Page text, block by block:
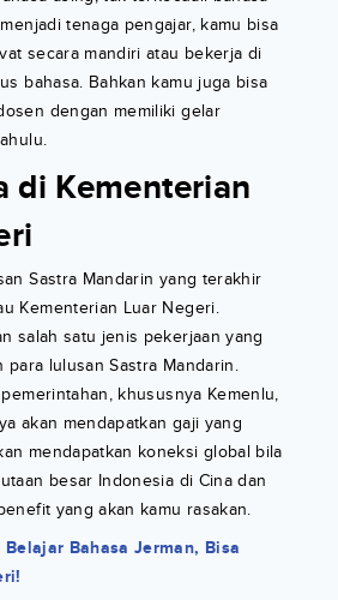
tenaga pengajar, kamu bisa
secara mandiri atau bekerja di
bahasa. Bahkan kamu juga bisa
dengan memiliki gelar
di Kementerian
Sastra Mandarin yang terakhir
Kementerian Luar Negeri.
salah satu jenis pekerjaan yang
para lulusan Sastra Mandarin.
khususnya Kemenlu,
akan mendapatkan gaji yang
mendapatkan koneksi global bila
besar Indonesia di Cina dan
yang akan kamu rasakan.
Belajar Bahasa Jerman, Bisa